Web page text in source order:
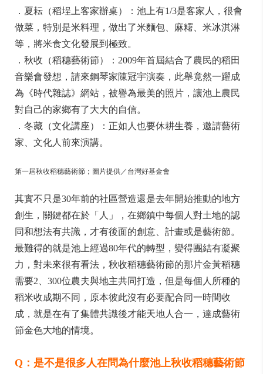
．夏耘（稻埕上客家辦桌）：池上有1/3是客家人，很會
做菜，特別是米料理，做出了米麵包、麻糬、米冰淇淋
等，將米食文化發展到極致。
．秋收（稻穗藝術節）：2009年首屆結合了農民的稻田
音樂會發想，請來鋼琴家陳冠宇演奏，此舉竟然一躍成
為《時代雜誌》網站，被譽為最美的照片，讓池上農民
對自己的家鄉有了大大的自信。
．冬藏（文化講座）：正如人也要休耕生養，邀請藝術
家、文化人前來演講。
第一屆秋收稻穗藝術節；圖片提供／台灣好基金會
其實不只是30年前的社區營造還是去年開始推動的地方
創生，關鍵都在於「人」，在鄉鎮中每個人對土地的認
同和想法有共識，才有後面的創意、計畫或是藝術節。
最難得的就是池上經過80年代的轉型，變得團結有凝聚
力，對未來很有看法，秋收稻穗藝術節的那片金黃稻穗
需要2、300位農夫與地主共同打造，但是每個人所種的
稻米收成期不同，原本彼此沒有必要配合同一時間收
成，就是在有了集體共識後才能天地人合一，達成藝術
節金色大地的情境。
Q：是不是很多人在問為什麼池上秋收稻穗藝術節